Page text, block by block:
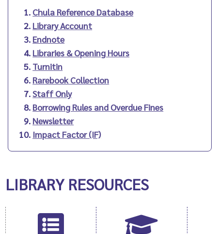
Chula Reference Database
Library Account
Endnote
Libraries & Opening Hours
Turnitin
Rarebook Collection
Staff Only
Borrowing Rules and Overdue Fines
Newsletter
Impact Factor (IF)
LIBRARY RESOURCES